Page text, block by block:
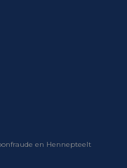
en Hennepteelt